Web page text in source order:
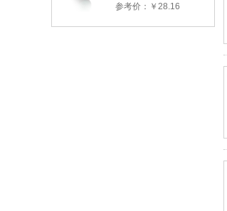
参考价：￥28.16